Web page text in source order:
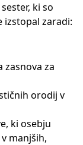
ki so
izstopal zaradi:
za
orodij v
ki osebju
manjših,